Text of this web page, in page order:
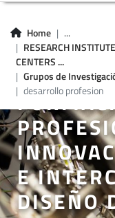
Home
...
RESEARCH
CENTERS ...
Grupos de
desarrollo profesion
GROUP
E
DISEÑO